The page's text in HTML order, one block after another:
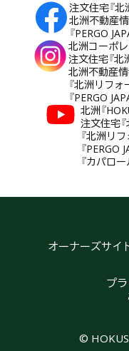
注文住宅『
北洲不動産
『PERGO
北洲コーポ
注文住宅『
北洲不動産
『北洲リフ
『PERGO
北洲『
注文住宅
『北洲リ
『PERGO
『カパロ
オーナーズサイ
プ
©